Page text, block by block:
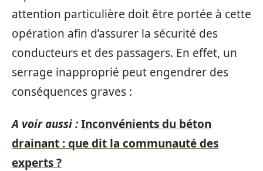
attention particulière doit être portée à cette
opération afin d’assurer la sécurité des
conducteurs et des passagers. En effet, un
serrage inapproprié peut engendrer des
conséquences graves :
A voir aussi :Inconvénients du béton
drainant : que dit la communauté des
experts ?